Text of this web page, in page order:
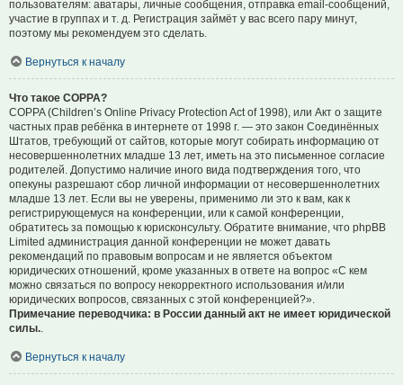
пользователям: аватары, личные сообщения, отправка email-сообщений,
участие в группах и т. д. Регистрация займёт у вас всего пару минут,
поэтому мы рекомендуем это сделать.
Вернуться к началу
Что такое COPPA?
COPPA (Children’s Online Privacy Protection Act of 1998), или Акт о защите
частных прав ребёнка в интернете от 1998 г. — это закон Соединённых
Штатов, требующий от сайтов, которые могут собирать информацию от
несовершеннолетних младше 13 лет, иметь на это письменное согласие
родителей. Допустимо наличие иного вида подтверждения того, что
опекуны разрешают сбор личной информации от несовершеннолетних
младше 13 лет. Если вы не уверены, применимо ли это к вам, как к
регистрирующемуся на конференции, или к самой конференции,
обратитесь за помощью к юрисконсульту. Обратите внимание, что phpBB
Limited администрация данной конференции не может давать
рекомендаций по правовым вопросам и не является объектом
юридических отношений, кроме указанных в ответе на вопрос «С кем
можно связаться по вопросу некорректного использования и/или
юридических вопросов, связанных с этой конференцией?».
Примечание переводчика: в России данный акт не имеет юридической
силы.
Вернуться к началу